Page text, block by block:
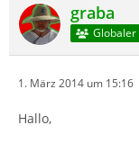
graba
1. März 2014 um 15:16
Hallo,